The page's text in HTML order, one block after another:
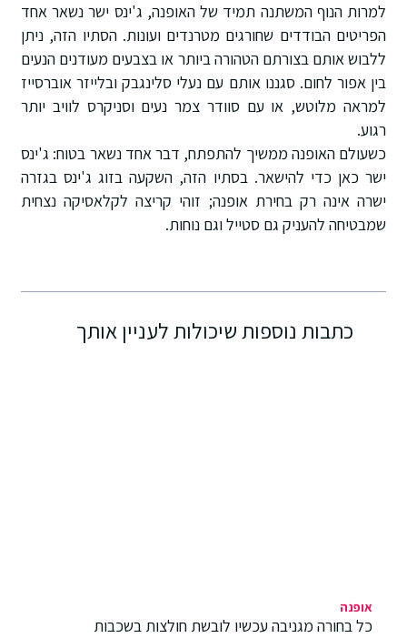
למרות הנוף המשתנה תמיד של האופנה, ג'ינס ישר נשאר אחד
הפריטים הבודדים שחורגים מטרנדים ועונות. הסתיו הזה, ניתן
ללבוש אותם בצורתם הטהורה ביותר או בצבעים מעודנים הנעים
בין אפור לחום. סגננו אותם עם נעלי סלינגבק ובלייזר אוברסייז
למראה מלוטש, או עם סוודר צמר נעים וסניקרס לוויב יותר
רגוע.
כשעולם האופנה ממשיך להתפתח, דבר אחד נשאר בטוח: ג'ינס
ישר כאן כדי להישאר. בסתיו הזה, השקעה בזוג ג'ינס בגזרה
ישרה אינה רק בחירת אופנה; זוהי קריצה לקלאסיקה נצחית
שמבטיחה להעניק גם סטייל וגם נוחות.
כתבות נוספות שיכולות לעניין אותך
אופנה
כל בחורה מגניבה עכשיו לובשת חולצות בשכבות